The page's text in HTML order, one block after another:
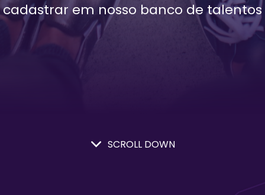
cadastrar em nosso banco de talentos
SCROLL DOWN